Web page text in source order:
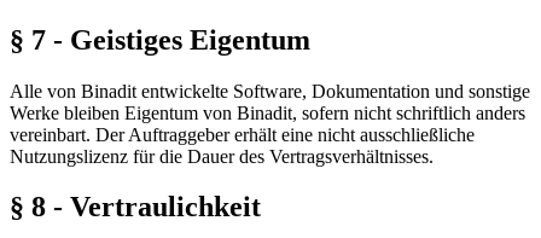
§ 7 - Geistiges Eigentum
Alle von Binadit entwickelte Software, Dokumentation und sonstige
Werke bleiben Eigentum von Binadit, sofern nicht schriftlich anders
vereinbart. Der Auftraggeber erhält eine nicht ausschließliche
Nutzungslizenz für die Dauer des Vertragsverhältnisses.
§ 8 - Vertraulichkeit